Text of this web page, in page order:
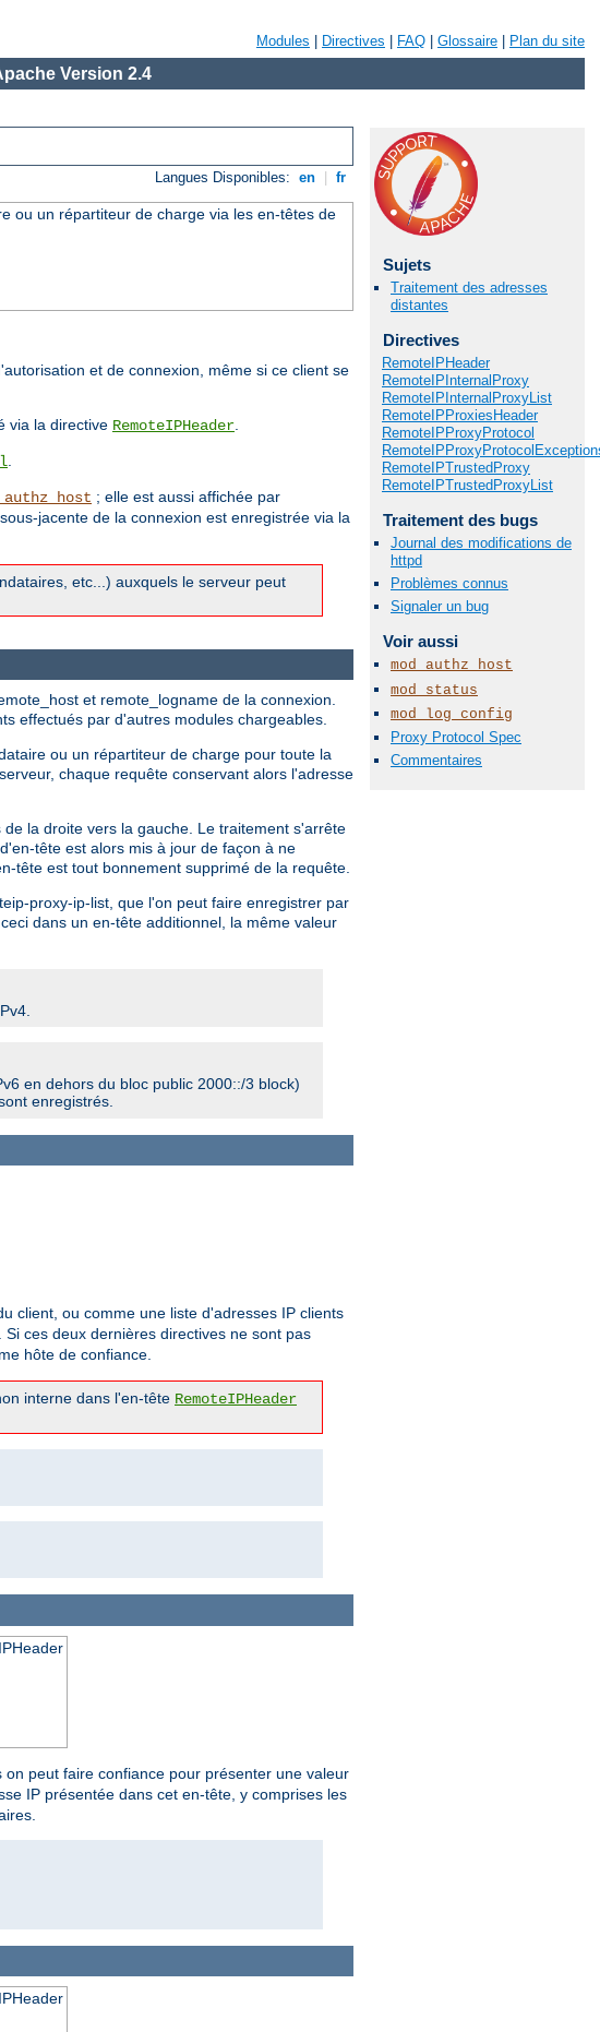
Modules Directives FAQ Glossaire Plan du site
Version 2.4
Langues Disponibles: en fr
ou un répartiteur de charge via les en-têtes de
et de connexion, même si ce client se
via la directive RemoteIPHeader.
.
; elle est aussi affichée par
jacente de la connexion est enregistrée via la
etc...) auxquels le serveur peut
Sujets
Traitement des adresses
distantes
Directives
RemoteIPHeader
RemoteIPInternalProxy
RemoteIPInternalProxyList
RemoteIPProxiesHeader
RemoteIPProxyProtocol
RemoteIPTrustedProxy
RemoteIPTrustedProxyList
Traitement des bugs
Journal des modifications de
httpd
Problèmes connus
Signaler un bug
Voir aussi
mod_authz_host
mod_status
mod_log_config
Proxy Protocol Spec
Commentaires
et remote_logname de la connexion.
effectués par d'autres modules chargeables.
ou un répartiteur de charge pour toute la
chaque requête conservant alors l'adresse
la droite vers la gauche. Le traitement s'arrête
tête est alors mis à jour de façon à ne
tête est tout bonnement supprimé de la requête.
proxy-ip-list, que l'on peut faire enregistrer par
dans un en-tête additionnel, la même valeur
en dehors du bloc public 2000::/3 block)
enregistrés.
client, ou comme une liste d'adresses IP clients
. Si ces deux dernières directives ne sont pas
hôte de confiance.
interne dans l'en-tête RemoteIPHeader
peut faire confiance pour présenter une valeur
IP présentée dans cet en-tête, y comprises les